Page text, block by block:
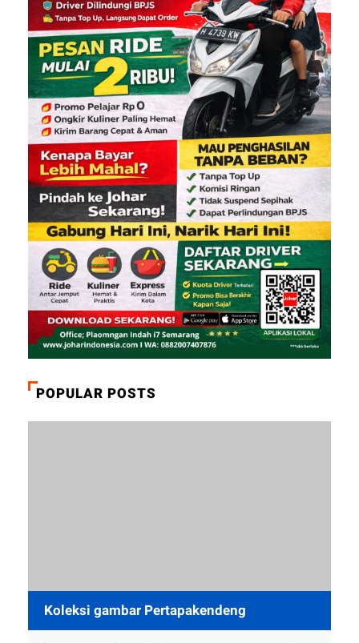
POPULAR POSTS
Koleksi gambar Pertapakendeng